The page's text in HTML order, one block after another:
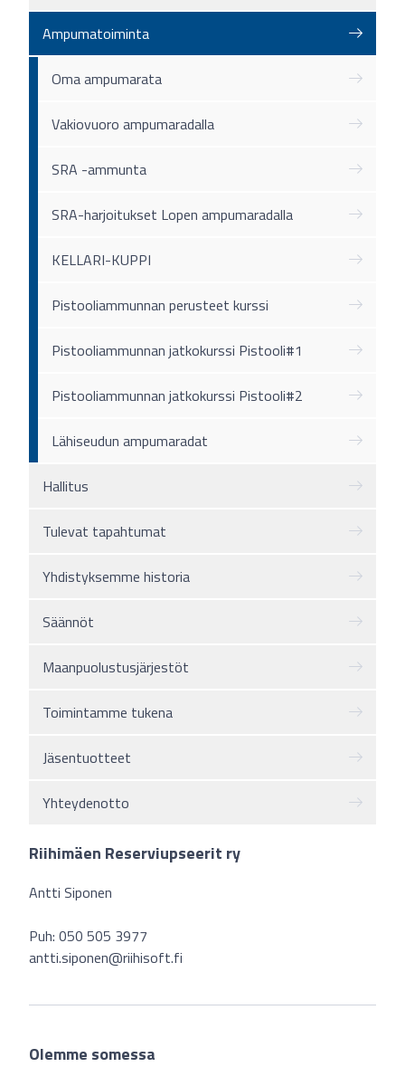
Ampumatoiminta
Oma ampumarata
Vakiovuoro ampumaradalla
SRA -ammunta
SRA-harjoitukset Lopen ampumaradalla
KELLARI-KUPPI
Pistooliammunnan perusteet kurssi
Pistooliammunnan jatkokurssi Pistooli#1
Pistooliammunnan jatkokurssi Pistooli#2
Lähiseudun ampumaradat
Hallitus
Tulevat tapahtumat
Yhdistyksemme historia
Säännöt
Maanpuolustusjärjestöt
Toimintamme tukena
Jäsentuotteet
Yhteydenotto
Riihimäen Reserviupseerit ry
Antti Siponen
Puh: 050 505 3977‬
antti.siponen@riihisoft.fi
Olemme somessa